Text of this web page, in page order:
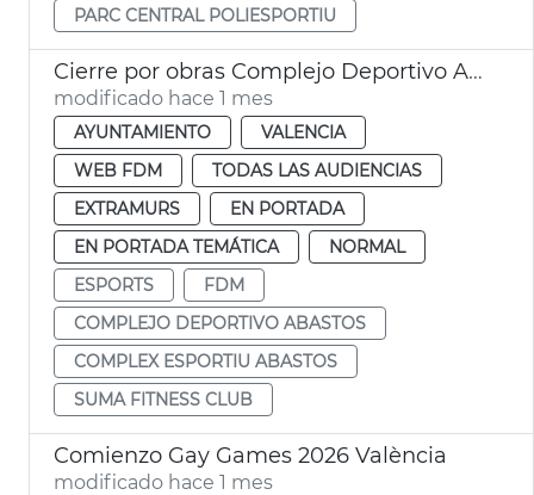
PARC CENTRAL POLIESPORTIU
Cierre por obras Complejo Deportivo Alcances
modificado hace 1 mes
AYUNTAMIENTO
VALENCIA
WEB FDM
TODAS LAS AUDIENCIAS
EXTRAMURS
EN PORTADA
EN PORTADA TEMÁTICA
NORMAL
ESPORTS
FDM
COMPLEJO DEPORTIVO ABASTOS
COMPLEX ESPORTIU ABASTOS
SUMA FITNESS CLUB
Comienzo Gay Games 2026 València
modificado hace 1 mes